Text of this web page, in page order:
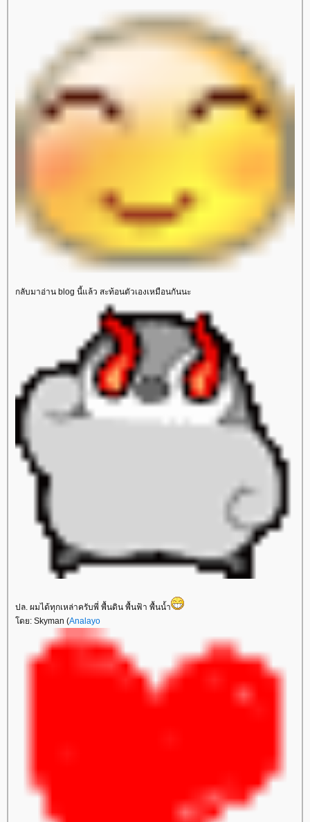
กลับมาอ่าน blog นี้แล้ว สะท้อนตัวเองเหมือนกันนะ
ปล. ผมได้ทุกเหล่าครับพี่ พื้นดิน พื้นฟ้า พื้นน้ำ
ดย: Skyman (Analayo